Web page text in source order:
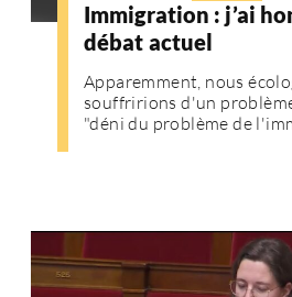
Immigration : j’ai
débat actuel
Apparemment, nous
souffririons d'un
"déni du problème de